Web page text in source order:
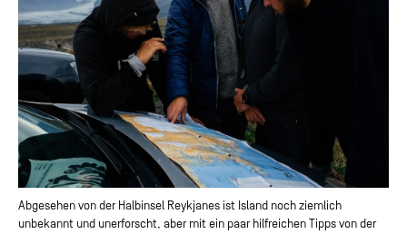
Abgesehen von der Halbinsel Reykjanes ist Island noch ziemlich
unbekannt und unerforscht, aber mit ein paar hilfreichen Tipps von der